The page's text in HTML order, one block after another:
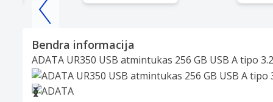
Item
25
Bendra informacija
ADATA UR350 USB atmintukas 256 GB USB A tipo
Slide 1 of 8
❮
❯